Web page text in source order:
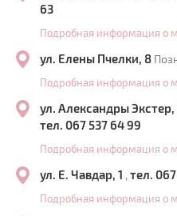
63
Подробная информация о
ул. Елены Пчелки, 8
Подробная информация о
ул. Александры Экстер,
тел. 067 537 64 99
Подробная информация о
ул. Е. Чавдар, 1 , тел.
Подробная информация о